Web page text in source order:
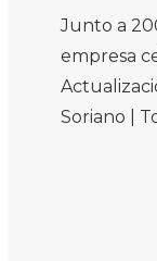
Junto a
empresa
Soriano |